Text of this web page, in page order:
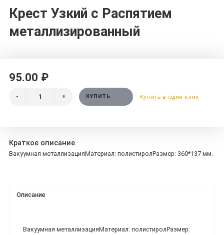
Крест Узкий с Распятием
металлизированный
95.00 ₽
- + КУПИТЬ Купить в один клик
Краткое описание
Вакуумная металлизацияМатериал: полистиролРазмер: 360*137 мм.
Описание
Вакуумная металлизацияМатериал: полистиролРазмер: